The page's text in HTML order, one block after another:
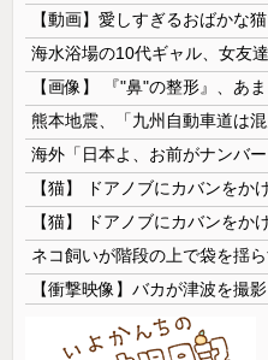
【衝撃映像】バカが津波を撮